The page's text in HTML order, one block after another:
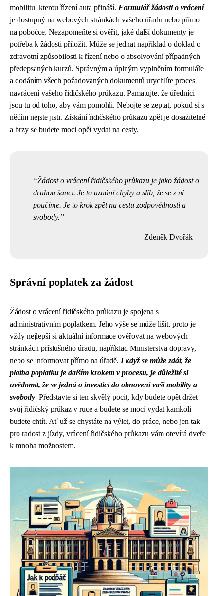
mobilitu, kterou řízení auta přináší. Formulář žádosti o vrácení
je dostupný na webových stránkách vašeho úřadu nebo přímo
na pobočce. Nezapomeňte si ověřit, jaké další dokumenty je
potřeba k žádosti přiložit. Může se jednat například o doklad o
zdravotní způsobilosti k řízení nebo o absolvování případných
předepsaných kurzů. Správným a úplným vyplněním formuláře
a dodáním všech požadovaných dokumentů urychlíte proces
navrácení vašeho řidičského průkazu. Pamatujte, že úředníci
jsou tu od toho, aby vám pomohli. Nebojte se zeptat, pokud si s
něčím nejste jisti. Získání řidičského průkazu zpět je dosažitelné
a brzy se budete moci opět vydat na cesty.
Žádost o vrácení řidičského průkazu je jako žádost o
druhou šanci. Je to uznání chyby a slib, že se z ní
poučíme. Je to krok zpět na cestu zodpovědnosti a
svobody.
Zdeněk Dvořák
Správní poplatek za žádost
Žádost o vrácení řidičského průkazu je spojena s
administrativním poplatkem. Jeho výše se může lišit, proto je
vždy nejlepší si aktuální informace ověřovat na webových
stránkách příslušného úřadu, například Ministerstva dopravy,
nebo se informovat přímo na úřadě. I když se může zdát, že
platba poplatku je dalším krokem v procesu, je důležité si
uvědomit, že se jedná o investici do obnovení vaší mobility a
svobody. Představte si ten skvělý pocit, kdy budete opět držet
svůj řidičský průkaz v ruce a budete se moci vydat kamkoli
budete chtít. Ať už se chystáte na výlet, do práce, nebo jen tak
pro radost z jízdy, vrácení řidičského průkazu vám otevírá dveře
k mnoha možnostem.